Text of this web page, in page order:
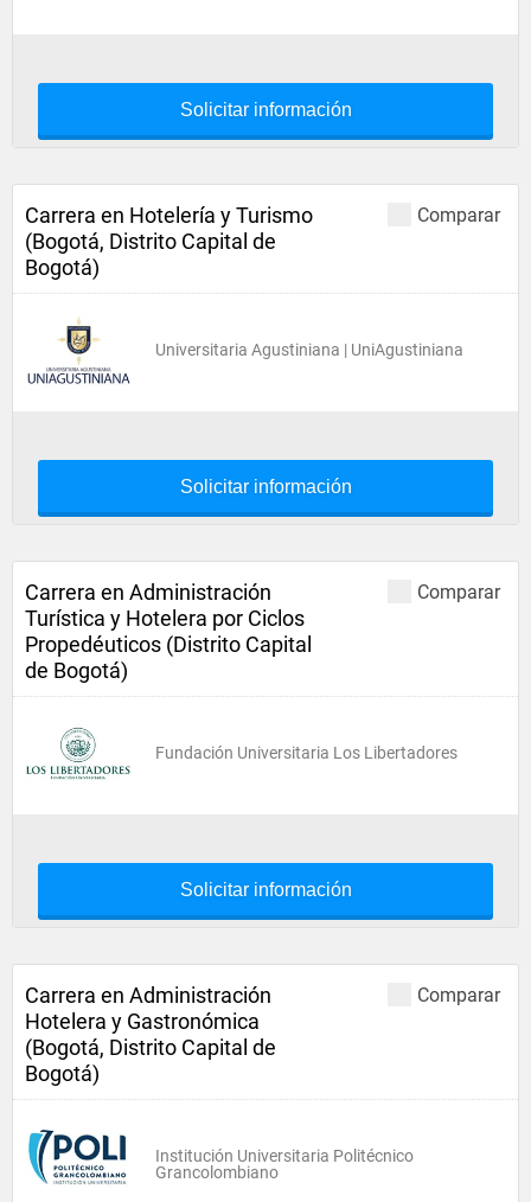
Solicitar información
Comparar
Carrera en Hotelería y Turismo
(Bogotá, Distrito Capital de
Bogotá)
Universitaria Agustiniana | UniAgustiniana
Solicitar información
Comparar
Carrera en Administración
Turística y Hotelera por Ciclos
Propedéuticos (Distrito Capital
de Bogotá)
Fundación Universitaria Los Libertadores
Solicitar información
Comparar
Carrera en Administración
Hotelera y Gastronómica
(Bogotá, Distrito Capital de
Bogotá)
Institución Universitaria Politécnico
Grancolombiano